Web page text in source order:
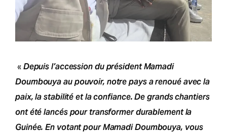
« Depuis l’accession du président Mamadi
Doumbouya au pouvoir, notre pays a renoué avec la
paix, la stabilité et la confiance. De grands chantiers
ont été lancés pour transformer durablement la
Guinée. En votant pour Mamadi Doumbouya, vous